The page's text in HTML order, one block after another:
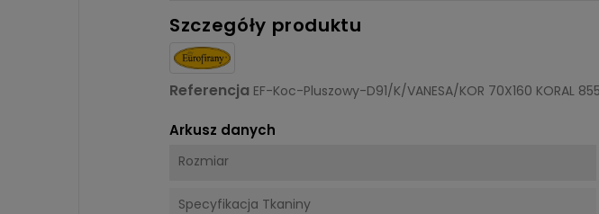
Szczegóły produktu
Referencja EF-Koc-Pluszowy-D91/K/VANESA/KOR 70X160 KORAL 855
Arkusz danych
Rozmiar
Specyfikacja Tkaniny